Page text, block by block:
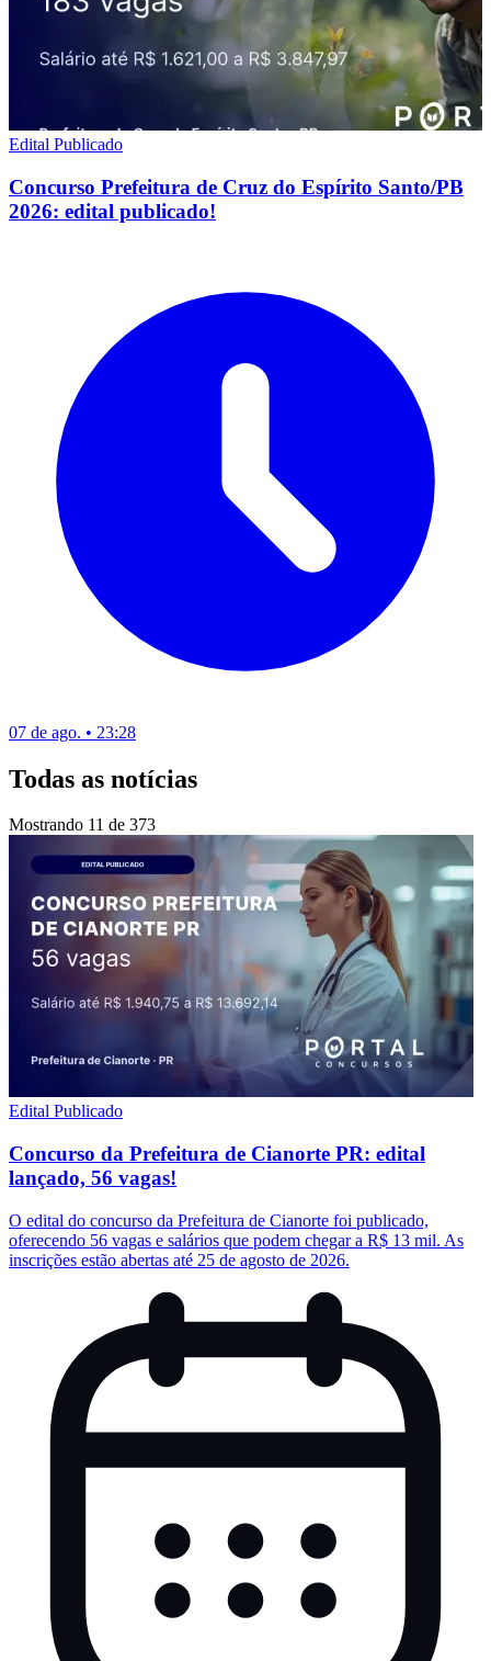
Edital Publicado
Concurso Prefeitura de Cruz do Espírito Santo/PB
2026: edital publicado!
07 de ago. • 23:28
Todas as notícias
Mostrando 11 de 373
Edital Publicado
Concurso da Prefeitura de Cianorte PR: edital
lançado, 56 vagas!
O edital do concurso da Prefeitura de Cianorte foi publicado,
oferecendo 56 vagas e salários que podem chegar a R$ 13 mil. As
inscrições estão abertas até 25 de agosto de 2026.